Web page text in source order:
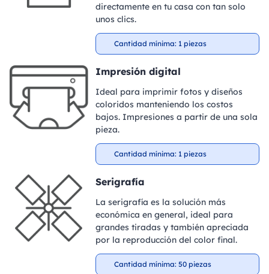
directamente en tu casa con tan solo
unos clics.
Cantidad mínima: 1 piezas
Impresión digital
Ideal para imprimir fotos y diseños
coloridos manteniendo los costos
bajos. Impresiones a partir de una sola
pieza.
Cantidad mínima: 1 piezas
Serigrafía
La serigrafía es la solución más
económica en general, ideal para
grandes tiradas y también apreciada
por la reproducción del color final.
Cantidad mínima: 50 piezas